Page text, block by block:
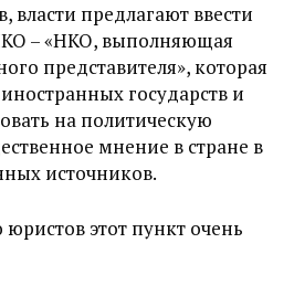
предлагают ввести
– «НКО, выполняющая
представителя», которая
государств и
на политическую
мнение в стране в
источников.
этот пункт очень